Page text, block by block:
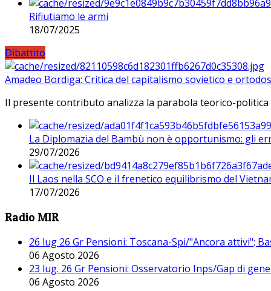
Rifiutiamo le armi
18/07/2025
Dibattito
Amadeo Bordiga: Critica del capitalismo sovietico e
Il presente contributo analizza la parabola teorico-
La Diplomazia del Bambù non è opportunismo: gli
29/07/2026
Il Laos nella SCO e il frenetico equilibrismo del
17/07/2026
Radio MIR
26 lug 26 Gr Pensioni: Toscana-Spi/"Ancora attivi";
06 Agosto 2026
23 lug. 26 Gr Pensioni: Osservatorio Inps/Gap di
06 Agosto 2026